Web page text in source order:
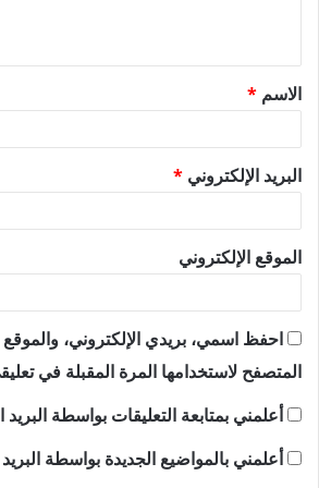
ق
*
الاسم *
البريد الإلكتروني *
الموقع الإلكتروني
احفظ اسمي، بريدي الإلكتروني، والموقع
المتصفح لاستخدامها المرة المقبلة في
أعلمني بمتابعة التعليقات بواسطة البريد
أعلمني بالمواضيع الجديدة بواسطة البريد